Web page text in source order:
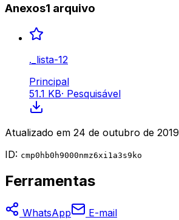
Anexos1 arquivo
._lista-12
Principal
51.1 KB· Pesquisável
Atualizado em 24 de outubro de 2019
ID: cmp0hb0h9000nmz6xi1a3s9ko
Ferramentas
WhatsApp
E-mail